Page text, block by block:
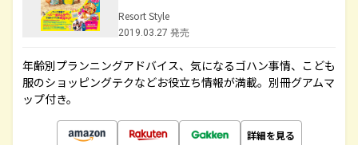
Resort Style
2019.03.27 発売
年齢別プランニングアドバイス、気になるゴハン事情、こども
服のショッピングテクなどお役立ち情報が満載。別冊グアムマ
ップ付き。
詳細を見る